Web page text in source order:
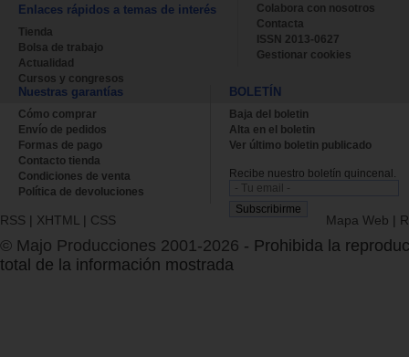
Enlaces rápidos a temas de interés
Tienda
Bolsa de trabajo
Actualidad
Cursos y congresos
Colabora con nosotros
Contacta
ISSN 2013-0627
Gestionar cookies
Nuestras garantías
Cómo comprar
Envío de pedidos
Formas de pago
Contacto tienda
Condiciones de venta
Política de devoluciones
BOLETÍN
Baja del boletin
Alta en el boletin
Ver último boletin publicado
Recibe nuestro boletín quincenal.
RSS | XHTML | CSS Mapa Web |
© Majo Producciones 2001-2026 - Prohibida la
total de la información mostrada